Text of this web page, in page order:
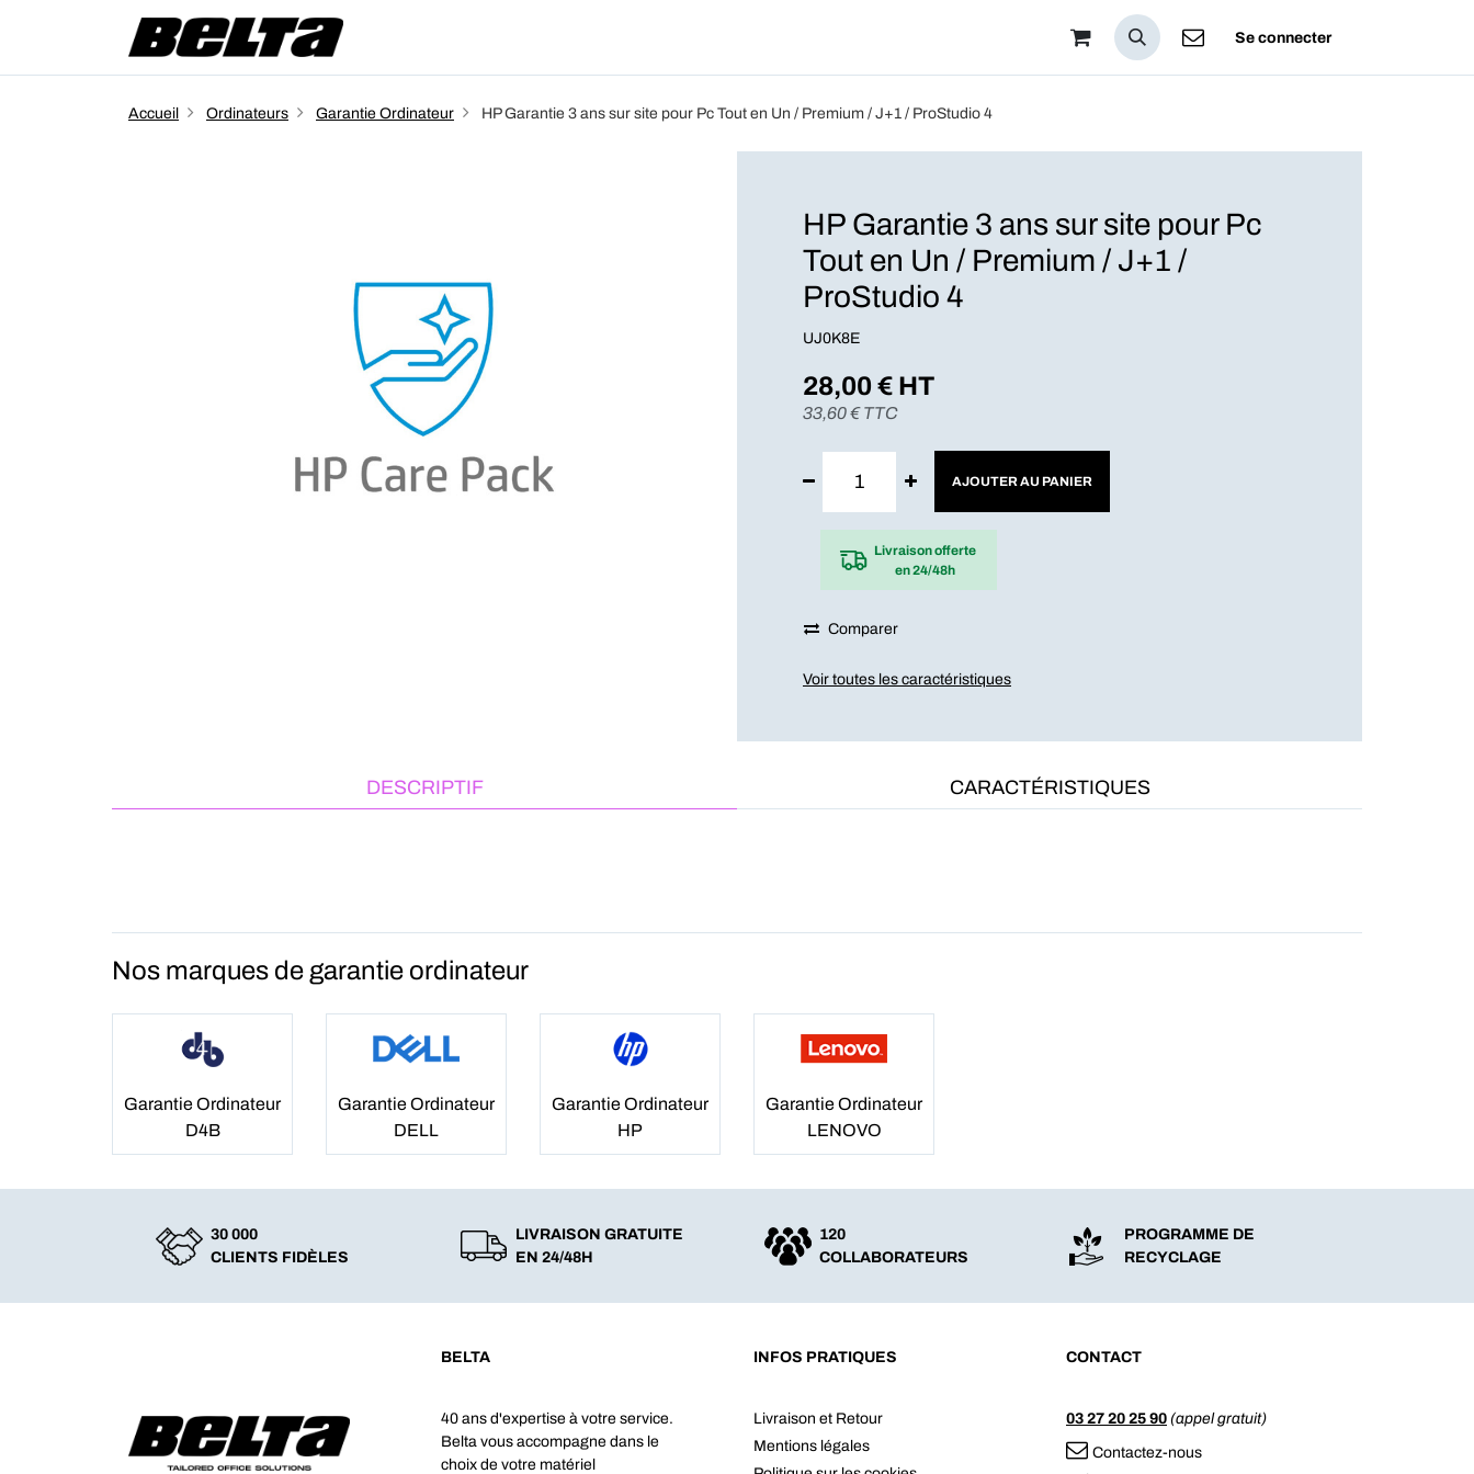
Se connecter
Accueil Ordinateurs Garantie Ordinateur HP Garantie 3 ans sur site pour Pc Tout en Un / Premium / J+1 / ProStudio 4
HP Garantie 3 ans sur site pour Pc
Tout en Un / Premium / J+1 /
ProStudio 4
UJ0K8E
28,00€ HT
33,60€ TTC
AJOUTER AU PANIER
Livraison offerte
en 24/48h
Comparer
Voir toutes les caractéristiques
DESCRIPTIF CARACTÉRISTIQUES
Nos marques de garantie ordinateur
Garantie Ordinateur
D4B
Garantie Ordinateur
DELL
Garantie Ordinateur
HP
Garantie Ordinateur
LENOVO
30 000
CLIENTS FIDÈLES
LIVRAISON GRATUITE
EN 24/48H
120
COLLABORATEURS
PROGRAMME DE
RECYCLAGE
BELTA
40 ans d'expertise à votre service.
Belta vous accompagne dans le
choix de votre matériel
INFOS PRATIQUES
Livraison et Retour
Mentions légales
CONTACT
03 27 20 25 90 (appel gratuit)
Contactez-nous